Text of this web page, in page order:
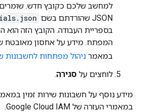
למחשב שלכם כקובץ חדש.
JSON שהורדתם בשם
בספריית העבודה. הקובץ הזה הוא
המפתח. מידע על אחסון מאובטח
במאמר ניהול מפתחות לחשבונות
לוחצים על סגירה.
מידע נוסף על חשבונות שירות זמין
במאמרי העזרה של Google Cloud IAM.